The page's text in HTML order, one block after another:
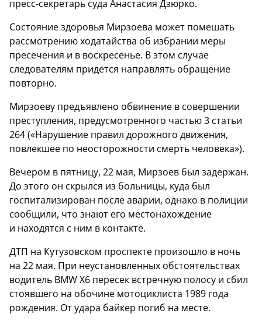
пресс-секретарь суда Анастасия Дзюрко.
Состояние здоровья Мирзоева может помешать
рассмотрению ходатайства об избрании меры
пресечения и в воскресенье. В этом случае
следователям придется направлять обращение
повторно.
Мирзоеву предъявлено обвинение в совершении
преступления, предусмотренного частью 3 статьи
264 («Нарушение правил дорожного движения,
повлекшее по неосторожности смерть человека»).
Вечером в пятницу, 22 мая, Мирзоев был задержан.
До этого он скрылся из больницы, куда был
госпитализирован после аварии, однако в полиции
сообщили, что знают его местонахождение
и находятся с ним в контакте.
ДТП на Кутузовском проспекте произошло в ночь
на 22 мая. При неустановленных обстоятельствах
водитель BMW X6 пересек встречную полосу и сбил
стоявшего на обочине мотоциклиста 1989 года
рождения. От удара байкер погиб на месте.